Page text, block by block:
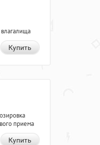
Купить
приема
Купить